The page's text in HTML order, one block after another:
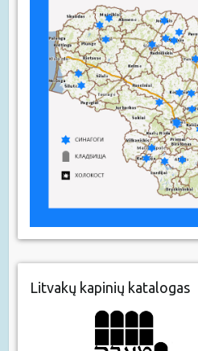
Litvakų kapinių katalogas